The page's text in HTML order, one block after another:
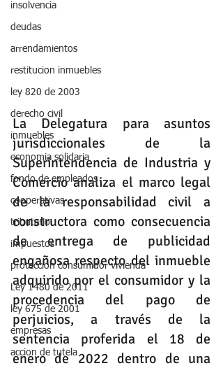
insolvencia
deudas
arrendamientos
restitucion inmuebles
ley 820 de 2003
derecho civil
inmuebles
economia solidaria
fondo de empleados
cooperativas
tributario
impuestos
protección consumidor vivienda
Ley 1480 de 2011
ley 675 de 2001
empresas
accion de tutela
La Delegatura para asuntos
jurisdiccionales de la
Superintendencia de Industria y
Comercio analiza el marco legal
de la responsabilidad civil a
constructora como consecuencia
de entrega de publicidad
engañosa respecto del inmueble
adquirido por el consumidor y la
procedencia del pago de
perjuicios, a través de la
sentencia proferida el 18 de
enero de 2022 dentro de una